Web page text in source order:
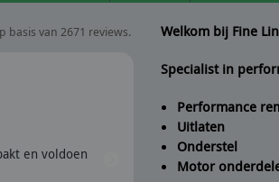
basis van 2671 reviews.
en voldoen
Petergeeft Fine
28/07/2026 |
aanrader dus.
Welkom bij Fine
Specialist in
Performance
Uitlaten
Onderstel
Motor